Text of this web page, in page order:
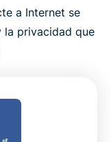
a Internet se
la privacidad que